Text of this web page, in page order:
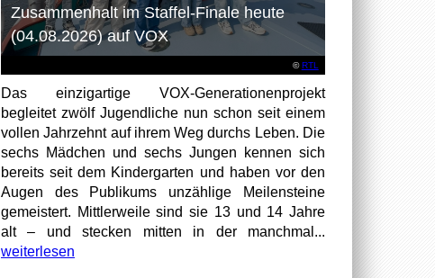
©RTL
Zusammenhalt im Staffel-Finale heute
(04.08.2026) auf VOX
Das einzigartige VOX-Generationenprojekt
begleitet zwölf Jugendliche nun schon seit einem
vollen Jahrzehnt auf ihrem Weg durchs Leben. Die
sechs Mädchen und sechs Jungen kennen sich
bereits seit dem Kindergarten und haben vor den
Augen des Publikums unzählige Meilensteine
gemeistert. Mittlerweile sind sie 13 und 14 Jahre
alt – und stecken mitten in der manchmal...
weiterlesen